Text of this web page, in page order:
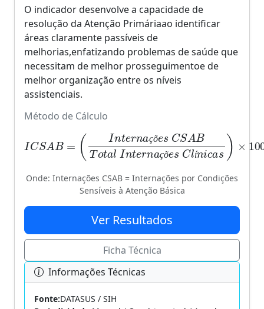
O indicador desenvolve a capacidade de
resolução da Atenção Primáriaao identificar
áreas claramente passíveis de
melhorias,enfatizando problemas de saúde que
necessitam de melhor prosseguimentoe de
melhor organização entre os níveis
assistenciais.
Método de Cálculo
ç õ
ç õ í
ICSAB=
e ABTotal Int ernaçõ Clí
cas)×100
Onde: Internações CSAB = Internações por Condições
Sensíveis à Atenção Básica
Ver Resultados
Ficha Técnica
Informações Técnicas
Fonte:DATASUS / SIH